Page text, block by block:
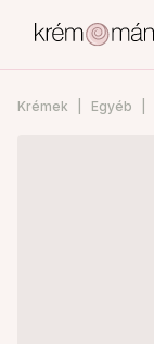
Krémek Egyéb